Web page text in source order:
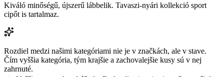
Kiváló minőségű, újszerű lábbelik. Tavaszi-nyári kollekció sport
cipőt is tartalmaz.
Rozdiel medzi našimi kategóriami nie je v značkách, ale v stave.
Čím vyššia kategória, tým krajšie a zachovalejšie kusy sú v nej
zahrnuté.